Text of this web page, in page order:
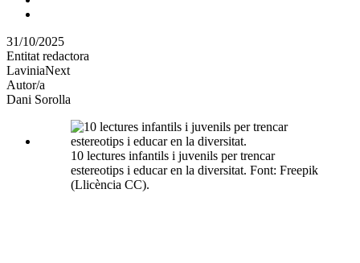
altres
xarxes
socials
31/10/2025
Entitat redactora
LaviniaNext
Autor/a
Dani Sorolla
10 lectures infantils i juvenils per trencar
estereotips i educar en la diversitat. Font: Freepik
(Llicència CC).